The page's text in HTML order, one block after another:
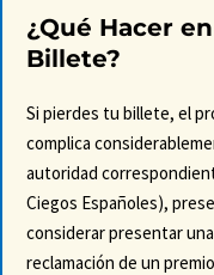
¿Qué Hacer
Billete?
Si pierdes tu billete, el
complica
autoridad
Ciegos Españoles),
considerar presentar
reclamación de un